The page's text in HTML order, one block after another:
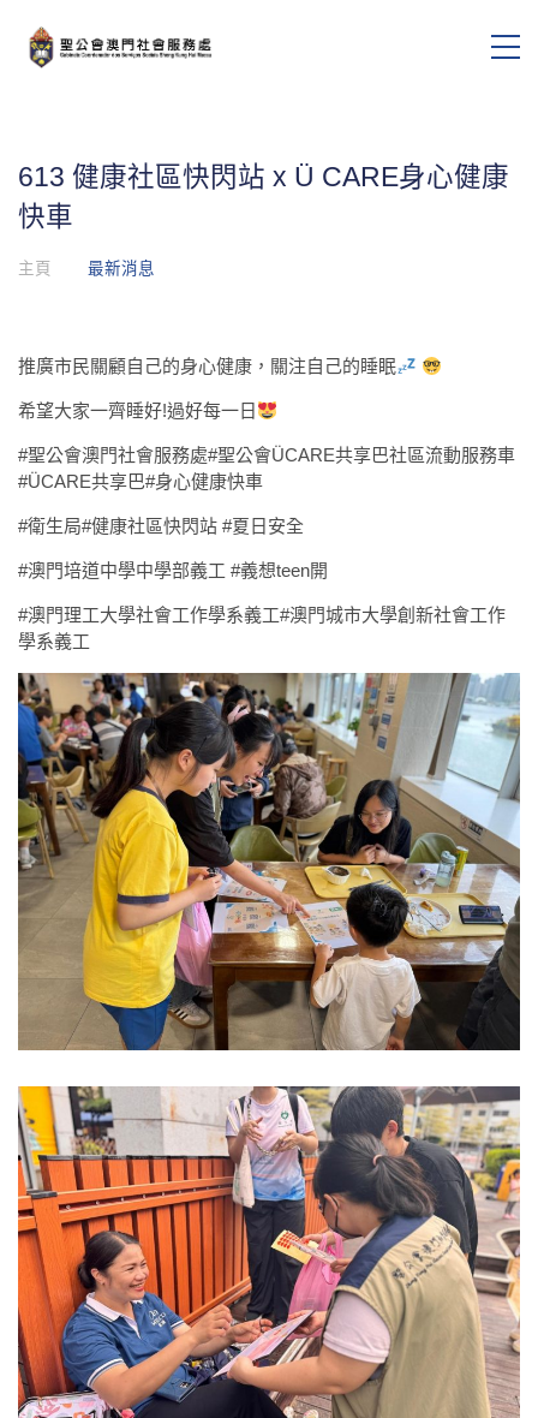
613 健康社區快閃站 x Ü CARE身心健康
快車
主頁 最新消息
推廣市民關顧自己的身心健康，關注自己的睡眠
希望大家一齊睡好!過好每一日
#聖公會澳門社會服務處#聖公會ÜCARE共享巴社區流動服務車
#ÜCARE共享巴#身心健康快車
#衛生局#健康社區快閃站 #夏日安全
#澳門培道中學中學部義工 #義想teen開
#澳門理工大學社會工作學系義工#澳門城市大學創新社會工作
學系義工